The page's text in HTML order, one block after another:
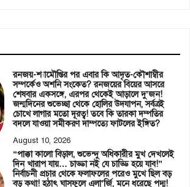
রনজয়-শ্যামৌপ্তির পর এবার কি আদৃত-কৌশাম্বীর
সম্পর্কেও অশনি সংকেত? রনজয়ের বিয়ের আসরে
শেষবার একসঙ্গে, এরপর থেকেই আড়ালে দু’জন!
জন্মদিনের শুভেচ্ছা থেকে হোলির উদযাপন, সর্বত্রই
চোখে লাগার মতো দূরত্ব! তবে কি তারকা দম্পতির
বদলে যাওয়া সমীকরণ দাম্পত্যে ফাটলের ইঙ্গিত?
August 10, 2026
“পাক্কা কালো বিড়াল, শুভেন্দু অধিকারীর মুখ দেখলেই
দিন খারাপ যায়… চাড্ডা নই যে চাড্ডি হয়ে যাব!”
নির্বাচনী প্রচার থেকে ফলাফলের পরেও মুখে ছিল বড়
বড় কথা! হঠাৎ ঘাসফুলে এলা’র্জি, মনে ধরেছে পদ্ম!